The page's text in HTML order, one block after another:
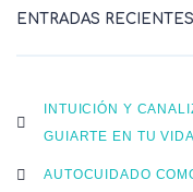
ENTRADAS RECIENTES
INTUICIÓN Y
GUIARTE EN TU VIDA
AUTOCUIDADO